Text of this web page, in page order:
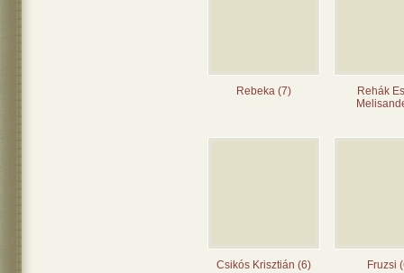
Rebeka (7)
Rehák
Csikós Krisztián (6) Fruzsi